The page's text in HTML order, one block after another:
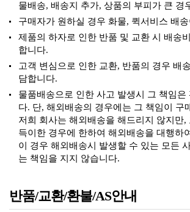
물배송, 배송지 추가, 상품의 부피가 큰 경
구매자가 원하실 경우 화물, 퀵서비스 배
제품의 하자로 인한 반품 및 교환 시 배송
합니다.
고객 변심으로 인한 교환, 반품의 경우 배
담합니다.
물품배송으로 인한 사고 발생시 그 책임은
다. 단, 해외배송의 경우에는 그 책임이 구
저희 회사는 해외배송을 해드리지 않지만,
득이한 경우에 한하여 해외배송을 대행하
이 경우 해외배송시 발생할 수 있는 모든
는 책임을 지지 않습니다.
반품/교환/환불/AS안내